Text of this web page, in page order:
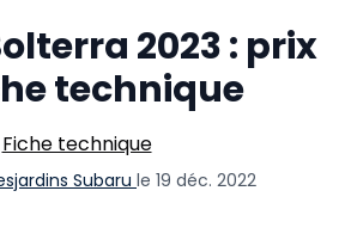
2023 : prix
technique
Fiche technique
Subaru le 19 déc. 2022